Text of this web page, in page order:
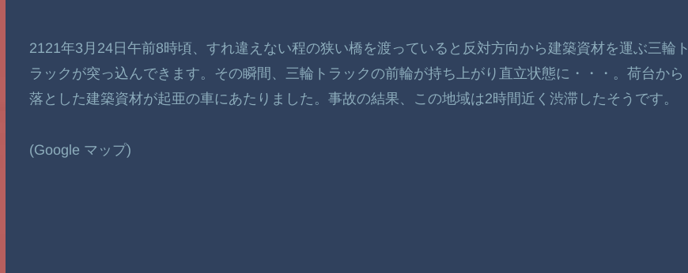
2121年3月24日午前8時頃、すれ違えない程の狭い橋を渡っていると反対方向から建築資材を運ぶ三輪ト
ラックが突っ込んできます。その瞬間、三輪トラックの前輪が持ち上がり直立状態に・・・。荷台から
落とした建築資材が起亜の車にあたりました。事故の結果、この地域は2時間近く渋滞したそうです。
(Google マップ)